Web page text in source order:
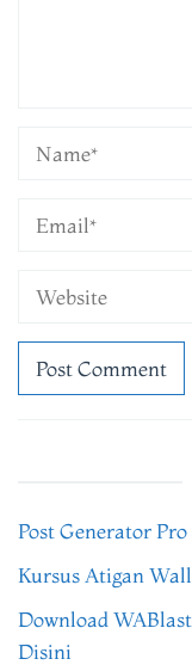
Post Generator
Kursus Atigan
Download
Disini